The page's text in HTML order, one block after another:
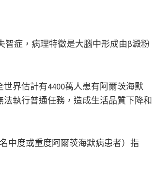
智症，病理特徵是大腦中形成由β澱粉
界估計有4400萬人患有阿爾茨海默
執行普通任務，造成生活品質下降和
中度或重度阿爾茨海默病患者）指